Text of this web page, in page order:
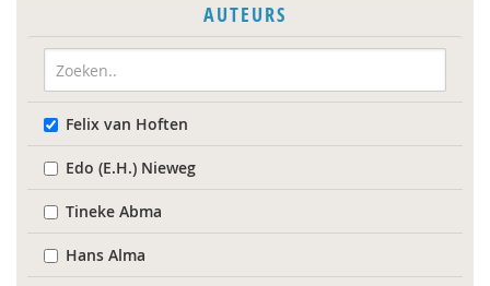
AUTEURS
Felix van Hoften
Edo (E.H.) Nieweg
Tineke Abma
Hans Alma